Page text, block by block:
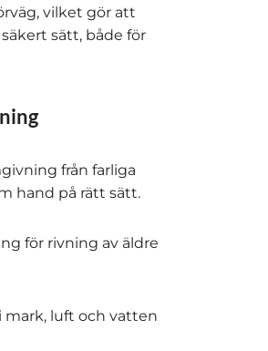
vilket gör att
sätt, både för
från farliga
hand på rätt sätt.
för rivning av äldre
luft och vatten